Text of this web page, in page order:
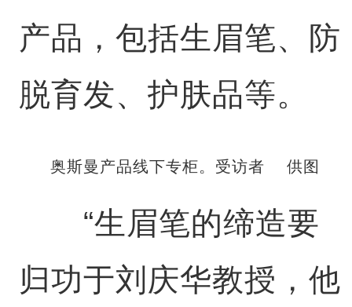
产品，包括生眉笔、防
脱育发、护肤品等。
奥斯曼产品线下专柜。受访者 供图
“生眉笔的缔造要
归功于刘庆华教授，他